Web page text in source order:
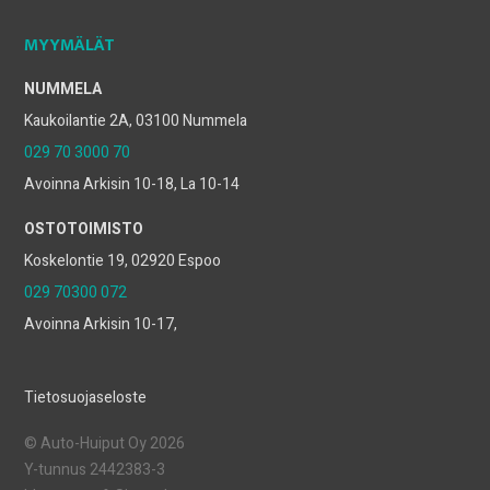
MYYMÄLÄT
NUMMELA
Kaukoilantie 2A, 03100 Nummela
029 70 3000 70
Avoinna Arkisin 10-18, La 10-14
OSTOTOIMISTO
Koskelontie 19, 02920 Espoo
029 70300 072
Avoinna Arkisin 10-17,
Tietosuojaseloste
© Auto-Huiput Oy 2026
Y-tunnus 2442383-3